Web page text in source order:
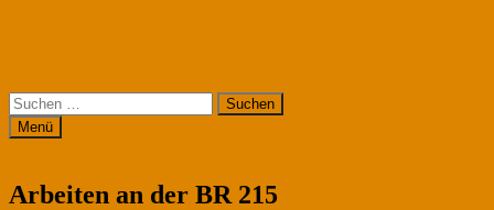
Suchen
nach:
Menü
Arbeiten an der BR 215